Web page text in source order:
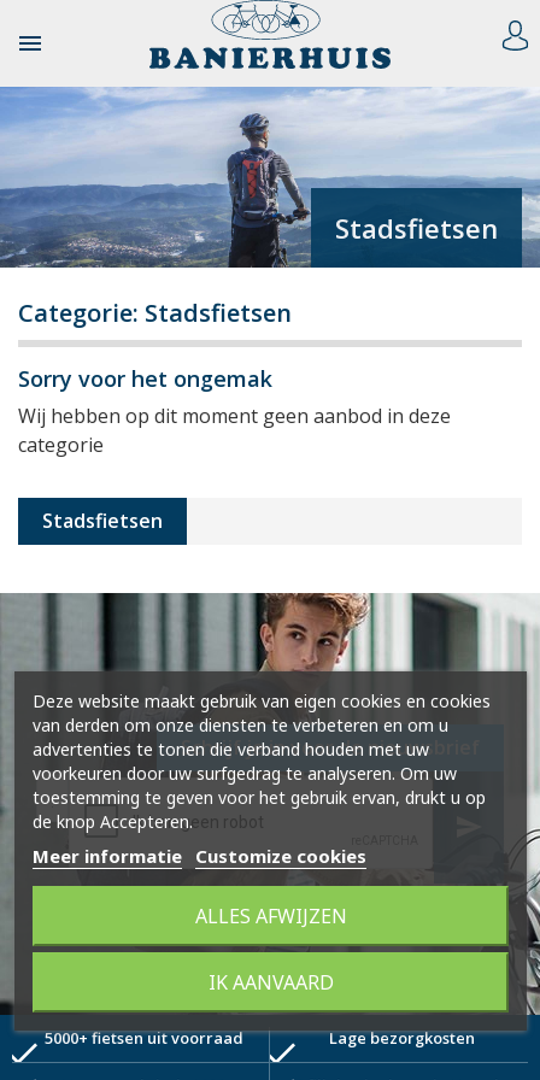

Stadsfietsen
Categorie: Stadsfietsen
Sorry voor het ongemak
Wij hebben op dit moment geen aanbod in deze
categorie
Stadsfietsen
Schrijf je in voor de nieuwsbrief
check5000+ fietsen uit voorraad check Lage bezorgkosten
Deze website maakt gebruik van eigen cookies en cookies
van derden om onze diensten te verbeteren en om u
advertenties te tonen die verband houden met uw
voorkeuren door uw surfgedrag te analyseren. Om uw
toestemming te geven voor het gebruik ervan, drukt u op
de knop Accepteren.
Meer informatie Customize cookies
ALLES AFWIJZEN
IK AANVAARD